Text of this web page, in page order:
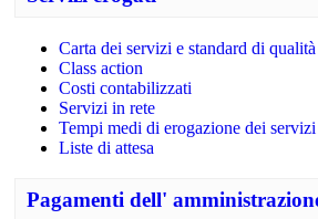
Carta dei servizi e standard di qualità
Class action
Costi contabilizzati
Servizi in rete
Tempi medi di erogazione dei servizi
Liste di attesa
Pagamenti dell'